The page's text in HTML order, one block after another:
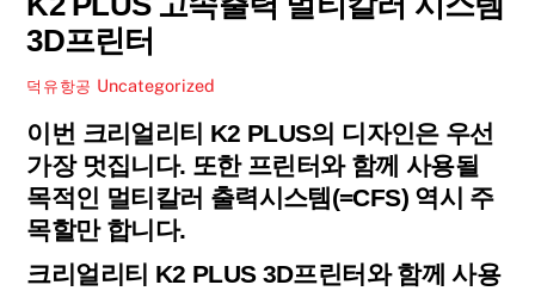
3D프린터
덕유항공 Uncategorized
이번 크리얼리티 K2 PLUS의 디자인은 우선
가장 멋집니다. 또한 프린터와 함께 사용될
목적인 멀티칼러 출력시스템(=CFS) 역시 주
목할만 합니다.
크리얼리티 K2 PLUS 3D프린터와 함께 사용